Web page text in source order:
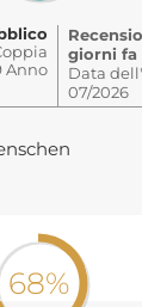
Anno
giorni fa
Data
07/2026
68%